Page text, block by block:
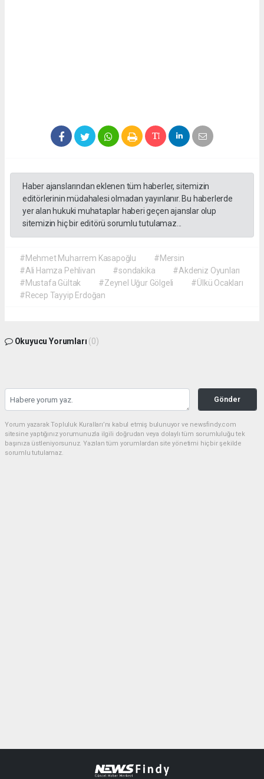
Haber ajanslarından eklenen tüm haberler, sitemizin
editörlerinin müdahalesi olmadan yayınlanır. Bu haberlerde
yer alan hukuki muhataplar haberi geçen ajanslar olup
sitemizin hiç bir editörü sorumlu tutulamaz...
#Mehmet Muharrem Kasapoğlu
#Mersin
#Ali Hamza Pehlivan
#sondakika
#Akdeniz Oyunları
#Mustafa Gültak
#Zeynel Uğur Gölgeli
#Ülkü Ocakları
#Recep Tayyip Erdoğan
Okuyucu Yorumları (0)
Gönder
Yorum yazarak Topluluk Kuralları’nı kabul etmiş bulunuyor ve newsfindy.com
sitesine yaptığınız yorumunuzla ilgili doğrudan veya dolaylı tüm sorumluluğu tek
başınıza üstleniyorsunuz. Yazılan tüm yorumlardan site yönetimi hiçbir şekilde
sorumlu tutulamaz.